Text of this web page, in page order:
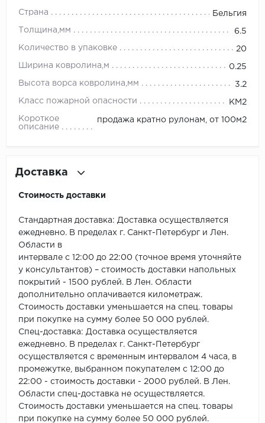
No brand
Pergo
Quality Flooring
SPC Alta Step
SPC Flooring
SPC Ideal Flooring
SPC Kronostep
SPC Promo
SPC Stronghold
Страна Бельгия
Толщина,мм 6.5
Количество в упаковке 20
Ширина ковролина,м 0.25
Высота ворса ковролина,мм 3.2
Класс пожарной опасности КМ2
Короткое
описание
продажа кратно рулонам, от 100м2
Доставка
Стоимость доставки
Стандартная доставка: Доставка осуществляется
ежедневно. В пределах г. Санкт-Петербург и Лен.
Области в
интервале с 12:00 до 22:00 (точное время уточняйте
у консультантов) – стоимость доставки напольных
покрытий - 1500 рублей. В Лен. Области
дополнительно оплачивается километраж.
Стоимость доставки уменьшается на спец. товары
при покупке на сумму более 50 000 рублей.
Спец-доставка: Доставка осуществляется
ежедневно. В пределах г. Санкт-Петербург
осуществляется с временным интервалом 4 часа, в
промежутке, выбранном покупателем с 12:00 до
22:00 - стоимость доставки - 2000 рублей. В Лен.
Области спец-доставка не осуществляется.
Стоимость доставки уменьшается на спец. товары
при покупке на сумму более 50 000 рублей.